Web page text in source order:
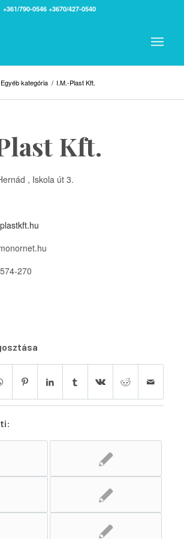
+361/790-0546 +3670/427-0540
Egyéb kategória / I.M.-Plast Kft.
Kft.
, Iskola út 3.
270